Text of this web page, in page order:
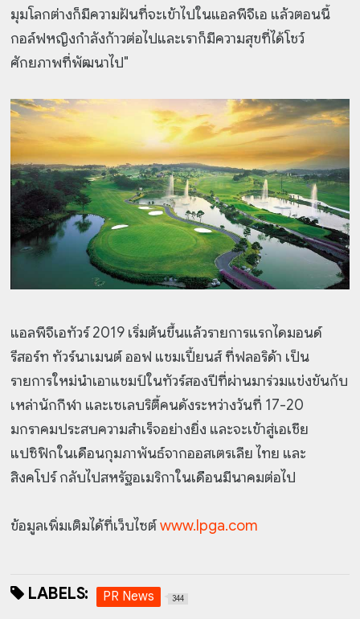
มุมโลกต่างก็มีความฝันที่จะเข้าไปในแอลพีจีเอ แล้วตอนนี้
กอล์ฟหญิงกำลังก้าวต่อไปและเราก็มีความสุขที่ได้โชว์
ศักยภาพที่พัฒนาไป"
แอลพีจีเอทัวร์ 2019 เริ่มต้นขึ้นแล้วรายการแรกไดมอนด์
รีสอร์ท ทัวร์นาเมนต์ ออฟ แชมเปี้ยนส์ ที่ฟลอริด้า เป็น
รายการใหม่นำเอาแชมป์ในทัวร์สองปีที่ผ่านมาร่วมแข่งขันกับ
เหล่านักกีฬา และเซเลบริตี้คนดังระหว่างวันที่ 17-20
มกราคมประสบความสำเร็จอย่างยิ่ง และจะเข้าสู่เอเชีย
แปซิฟิกในเดือนกุมภาพันธ์จากออสเตรเลีย ไทย และ
สิงคโปร์ กลับไปสหรัฐอเมริกาในเดือนมีนาคมต่อไป
ข้อมูลเพิ่มเติมได้ที่เว็บไซต์www.lpga.com
LABELS: PR News 344